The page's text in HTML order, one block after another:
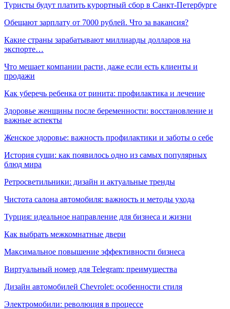
Туристы будут платить курортный сбор в Санкт-Петербурге
Обещают зарплату от 7000 рублей. Что за вакансия?
Какие страны зарабатывают миллиарды долларов на
экспорте…
Что мешает компании расти, даже если есть клиенты и
продажи
Как уберечь ребенка от ринита: профилактика и лечение
Здоровье женщины после беременности: восстановление и
важные аспекты
Женское здоровье: важность профилактики и заботы о себе
История суши: как появилось одно из самых популярных
блюд мира
Ретросветильники: дизайн и актуальные тренды
Чистота салона автомобиля: важность и методы ухода
Турция: идеальное направление для бизнеса и жизни
Как выбрать межкомнатные двери
Максимальное повышение эффективности бизнеса
Виртуальный номер для Telegram: преимущества
Дизайн автомобилей Chevrolet: особенности стиля
Электромобили: революция в процессе